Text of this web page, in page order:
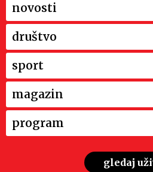
novosti
društvo
sport
magazin
program
gledaj